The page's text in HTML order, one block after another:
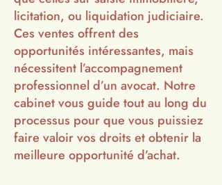
licitation, ou liquidation judiciaire.
Ces ventes offrent des
opportunités intéressantes, mais
nécessitent l’accompagnement
professionnel d’un avocat. Notre
cabinet vous guide tout au long du
processus pour que vous puissiez
faire valoir vos droits et obtenir la
meilleure opportunité d’achat.